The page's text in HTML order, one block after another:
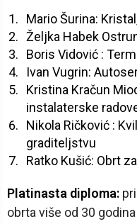
Mario Šurina:
Željka Habek
Boris Vidović :
Ivan Vugrin:
Kristina Kračun
instalaterske
Nikola Ričković :
graditeljstvu
Ratko Kušić: Obrt
Platinasta diploma:
obrta više od 30 godina